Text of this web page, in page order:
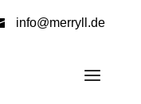
info@merryll.de